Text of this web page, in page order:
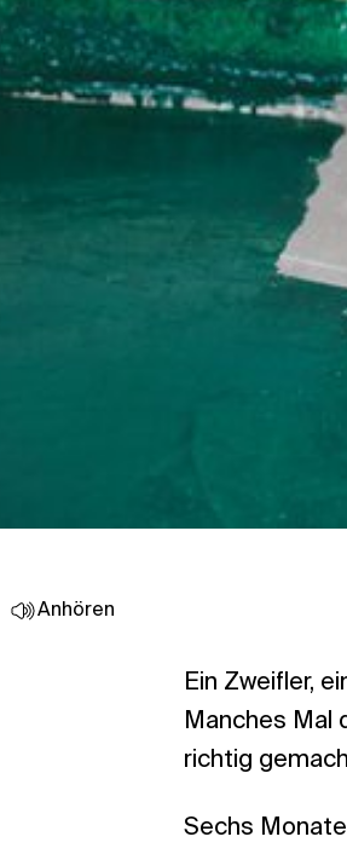
Anhören
Ein Zweifler,
Manches Mal
richtig
Sechs